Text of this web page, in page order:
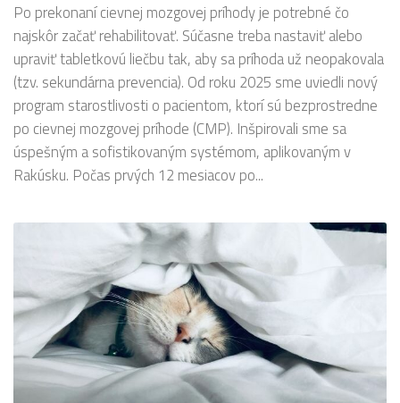
Po prekonaní cievnej mozgovej príhody je potrebné čo
najskôr začať rehabilitovať. Súčasne treba nastaviť alebo
upraviť tabletkovú liečbu tak, aby sa príhoda už neopakovala
(tzv. sekundárna prevencia). Od roku 2025 sme uviedli nový
program starostlivosti o pacientom, ktorí sú bezprostredne
po cievnej mozgovej príhode (CMP). Inšpirovali sme sa
úspešným a sofistikovaným systémom, aplikovaným v
Rakúsku. Počas prvých 12 mesiacov po...